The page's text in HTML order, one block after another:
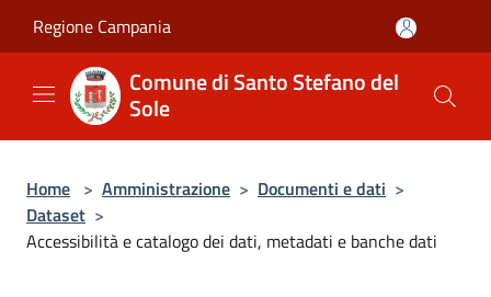
Regione Campania
Comune di Santo Stefano del
Sole
Home > Amministrazione > Documenti e dati >
Dataset >
Accessibilità e catalogo dei dati, metadati e banche dati